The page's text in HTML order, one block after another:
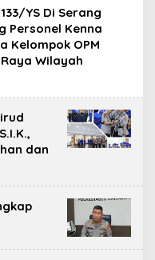
YS Di Serang
Personel Kenna
Kelompok OPM
Wilayah
dan